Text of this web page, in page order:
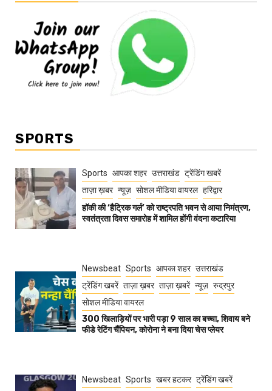
SPORTS
Sports आपका शहर उत्तराखंड ट्रेंडिंग खबरें
ताज़ा ख़बर न्यूज़ सोशल मीडिया वायरल हरिद्वार
हॉकी की ‘हैट्रिक गर्ल’ को राष्ट्रपति भवन से आया निमंत्रण,
स्वतंत्रता दिवस समारोह में शामिल होंगी वंदना कटारिया
Newsbeat Sports आपका शहर उत्तराखंड
ट्रेंडिंग खबरें ताज़ा ख़बर ताज़ा ख़बरें न्यूज़ रुद्रपुर
सोशल मीडिया वायरल
300 खिलाड़ियों पर भारी पड़ा 9 साल का बच्चा, शिवाय बने
फीडे रेटिंग चैंपियन, कोरोना ने बना दिया चेस प्लेयर
Newsbeat Sports खबर हटकर ट्रेंडिंग खबरें